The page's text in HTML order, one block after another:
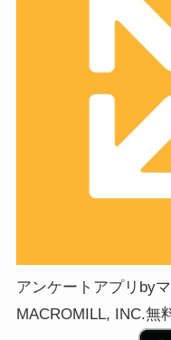
アンケートアプリby
MACROMILL, INC.無